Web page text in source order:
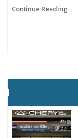
Continue Reading